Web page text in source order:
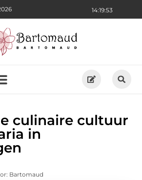
14:19:54
culinaire cultuur
in
Bartomaud